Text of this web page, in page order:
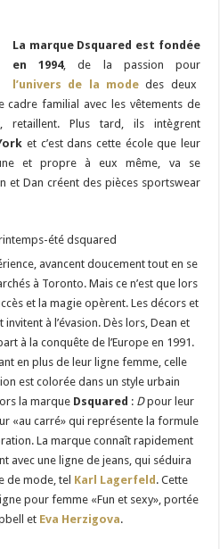
La marque Dsquared est fondée
en 1994, de la passion pour
l’univers de la mode des deux
cadre familial avec les vêtements de
retaillent. Plus tard, ils intègrent
et c’est dans cette école que leur
et propre à eux même, va se
et Dan créent des pièces sportswear
avancent doucement tout en se
à Toronto. Mais ce n’est que lors
et la magie opèrent. Les décors et
à l’évasion. Dès lors, Dean et
à la conquête de l’Europe en 1991.
en plus de leur ligne femme, celle
est colorée dans un style urbain
la marque Dsquared : Dpour leur
«au carré» qui représente la formule
La marque connaît rapidement
avec une ligne de jeans, qui séduira
de mode, tel Karl Lagerfeld . Cette
pour femme «Fun et sexy», portée
et Eva Herzigova.